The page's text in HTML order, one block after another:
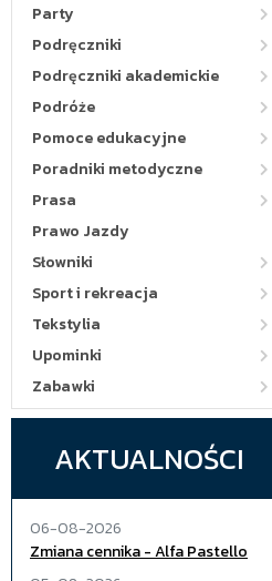
Party
Podręczniki
Podręczniki akademickie
Podróże
Pomoce edukacyjne
Poradniki metodyczne
Prasa
Prawo Jazdy
Słowniki
Sport i rekreacja
Tekstylia
Upominki
Zabawki
AKTUALNOŚCI
06-08-2026
Zmiana cennika - Alfa Pastello